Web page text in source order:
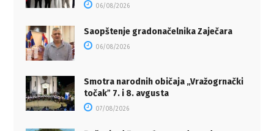
06/08/2026
Saopštenje gradonačelnika Zaječara
06/08/2026
Smotra narodnih običaja „Vražogrnački
točakˮ 7. i 8. avgusta
07/08/2026